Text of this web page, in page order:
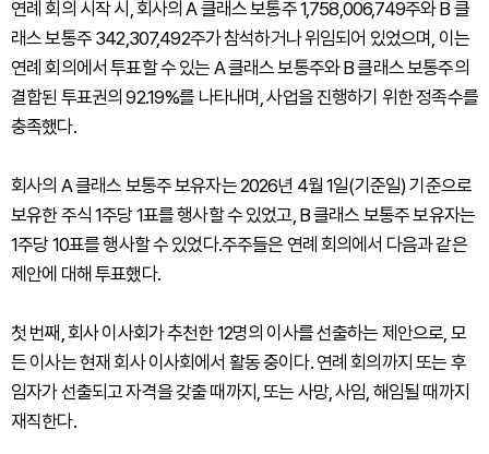
연례 회의 시작 시, 회사의 A 클래스 보통주 1,758,006,749주와 B 클
래스 보통주 342,307,492주가 참석하거나 위임되어 있었으며, 이는
연례 회의에서 투표할 수 있는 A 클래스 보통주와 B 클래스 보통주의
결합된 투표권의 92.19%를 나타내며, 사업을 진행하기 위한 정족수를
충족했다.
회사의 A 클래스 보통주 보유자는 2026년 4월 1일(기준일) 기준으로
보유한 주식 1주당 1표를 행사할 수 있었고, B 클래스 보통주 보유자는
1주당 10표를 행사할 수 있었다.주주들은 연례 회의에서 다음과 같은
제안에 대해 투표했다.
첫 번째, 회사 이사회가 추천한 12명의 이사를 선출하는 제안으로, 모
든 이사는 현재 회사 이사회에서 활동 중이다. 연례 회의까지 또는 후
임자가 선출되고 자격을 갖출 때까지, 또는 사망, 사임, 해임될 때까지
재직한다.